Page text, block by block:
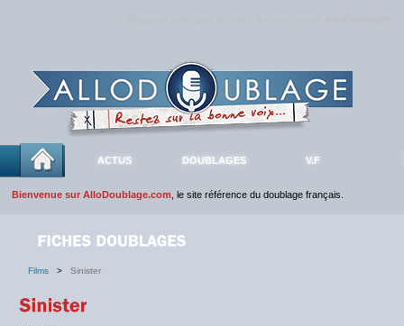
ACTUS DOUBLAGES V.F
Bienvenue sur AlloDoublage.com , le site référence du doublage français.
Films > Sinister